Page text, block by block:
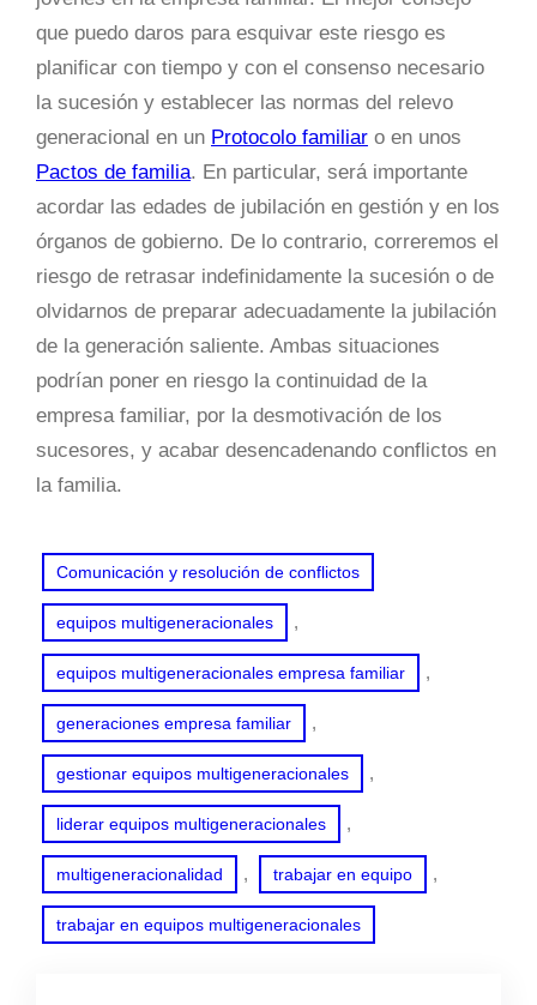
que puedo daros para esquivar este riesgo es
planificar con tiempo y con el consenso necesario
la sucesión y establecer las normas del relevo
generacional en un Protocolo familiar o en unos
Pactos de familia. En particular, será importante
acordar las edades de jubilación en gestión y en los
órganos de gobierno. De lo contrario, correremos el
riesgo de retrasar indefinidamente la sucesión o de
olvidarnos de preparar adecuadamente la jubilación
de la generación saliente. Ambas situaciones
podrían poner en riesgo la continuidad de la
empresa familiar, por la desmotivación de los
sucesores, y acabar desencadenando conflictos en
la familia.
Comunicación y resolución de conflictos
equipos multigeneracionales ,
equipos multigeneracionales empresa familiar ,
generaciones empresa familiar ,
gestionar equipos multigeneracionales ,
liderar equipos multigeneracionales ,
multigeneracionalidad , trabajar en equipo ,
trabajar en equipos multigeneracionales